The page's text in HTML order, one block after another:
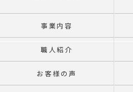
事業内容
職人紹介
お客様の声